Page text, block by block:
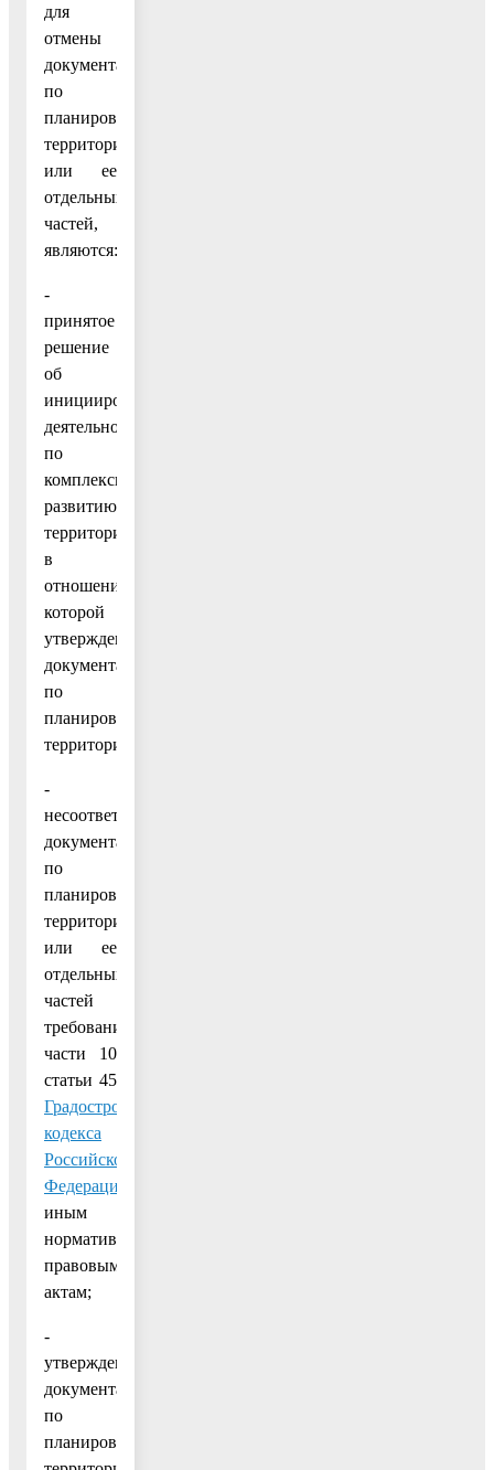
для
отмены
документации
по
планировке
территории
или ее
отдельных
частей,
являются:
-
принятое
решение
об
инициировании
деятельности
по
комплексному
развитию
территории,
в
отношении
которой
утверждена
документация
по
планировке
территории;
-
несоответствие
документации
по
планировке
территории
или ее
отдельных
частей
требованиям
части 10
статьи 45
Градостроительного
кодекса
Российской
Федерации
иным
нормативным
правовым
актам;
-
утверждение
документации
по
планировке